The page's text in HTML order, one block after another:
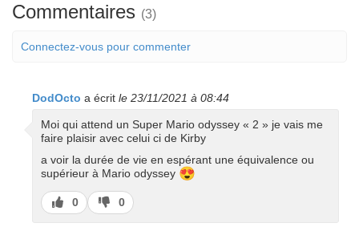
Commentaires (3)
Connectez-vous pour commenter
DodOcto a écrit le 23/11/2021 à 08:44
Moi qui attend un Super Mario odyssey « 2 » je vais me
faire plaisir avec celui ci de Kirby
a voir la durée de vie en espérant une équivalence ou
supérieur à Mario odyssey 😍
J’aime
0
J’aime
pas
0